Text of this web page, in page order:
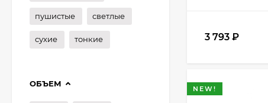
3 793 ₽
NEW!
пушистые светлые
сухие тонкие
ОБЪЕМ